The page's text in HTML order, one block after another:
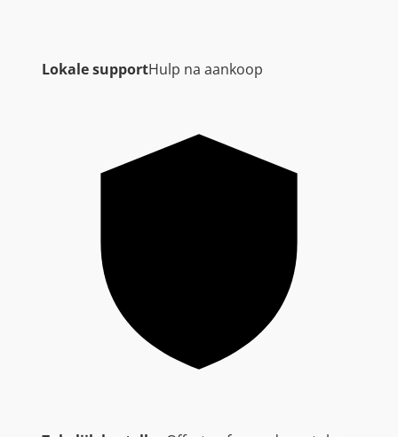
Lokale supportHulp na aankoop